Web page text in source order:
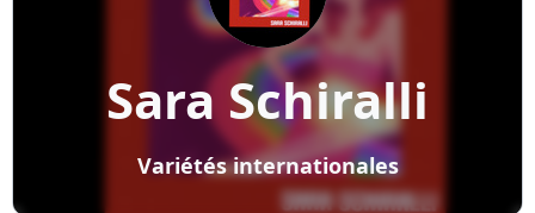
Sara Schiralli
Variétés internationales